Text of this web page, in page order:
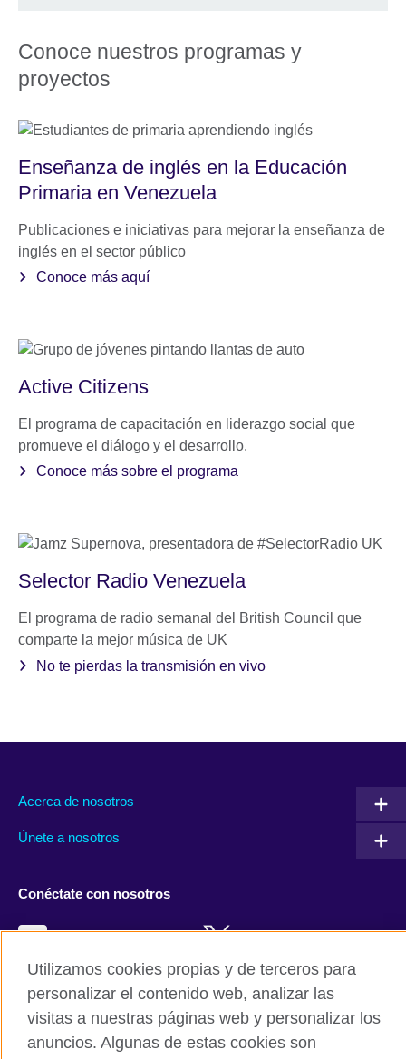
Conoce nuestros programas y
proyectos
Enseñanza de inglés en la Educación
Primaria en Venezuela
Publicaciones e iniciativas para mejorar la enseñanza de
inglés en el sector público
Conoce más aquí
Active Citizens
El programa de capacitación en liderazgo social que
promueve el diálogo y el desarrollo.
Conoce más sobre el programa
Selector Radio Venezuela
El programa de radio semanal del British Council que
comparte la mejor música de UK
No te pierdas la transmisión en vivo
Acerca de nosotros
Únete a nosotros
Conéctate con nosotros
Instagram TikTok
Utilizamos cookies propias y de terceros para
personalizar el contenido web, analizar las
visitas a nuestras páginas web y personalizar los
anuncios. Algunas de estas cookies son